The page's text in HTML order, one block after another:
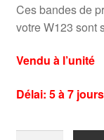
Ces bandes de
votre W123 sont
Vendu à l’unité
Délai: 5 à 7 jours